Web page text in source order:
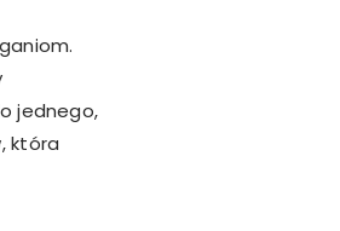
jednego,
która